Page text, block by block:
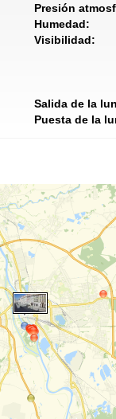
Presión
Humedad:
Visibilidad:
Salida de la
Puesta de la